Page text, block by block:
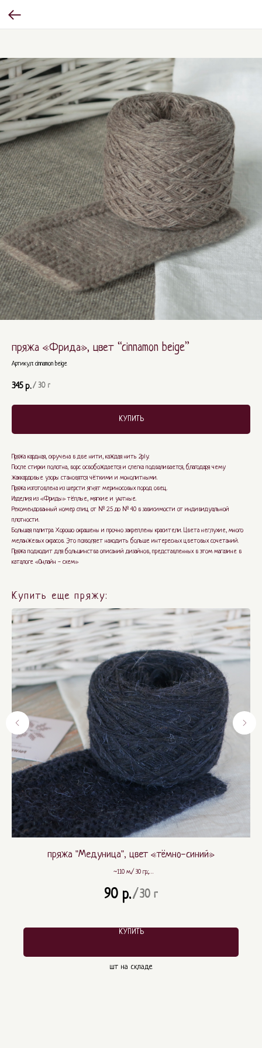
пряжа «Фрида», цвет “cinnamon beige”
Артикул: cinnamon beige
345 р. / 30 г
КУПИТЬ
Пряжа кардная, скручена в две нити, каждая нить 2ply.
После стирки полотна, ворс освобождается и слегка подваливается, благодаря чему
жаккардовые узоры становятся чёткими и монолитными.
Пряжа изготовлена из шерсти ягнят мериносовых пород овец.
Изделия из «Фриды» тёплые, мягкие и уютные.
Рекомендованный номер спиц от № 2.5 до № 4.0 в зависимости от индивидуальной
плотности.
Большая палитра. Хорошо окрашены и прочно закреплены красители. Цвета неглухие, много
меланжевых окрасов. Это позволяет находить больше интересных цветовых сочетаний.
Пряжа подходит для большинства описаний дизайнов, представленных в этом магазине в
каталоге «Онлайн - схем»
Купить еще пряжу:
пряжа "Медуница", цвет «тёмно-синий»
~110 м./ 30 гр.;
90 р./30 г
КУПИТЬ